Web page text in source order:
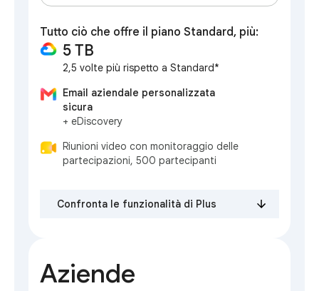
Tutto ciò che offre il piano Standard, più:
5 TB
2,5 volte più rispetto a Standard*
Email aziendale personalizzata
sicura
+ eDiscovery
Riunioni video con monitoraggio delle
partecipazioni, 500 partecipanti
Confronta le funzionalità di Plus
Aziende